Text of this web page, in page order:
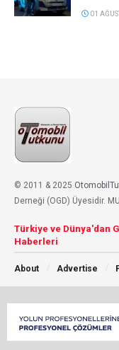
01
© 2011 & 2025
Derneği (OGD) Üyesidir.
Türkiye ve Dünya'dan
Haberleri
About Advertise
Sosyal Medyada Takip